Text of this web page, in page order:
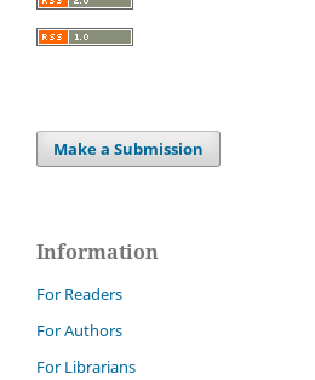
Make a Submission
Information
For Readers
For Authors
For Librarians